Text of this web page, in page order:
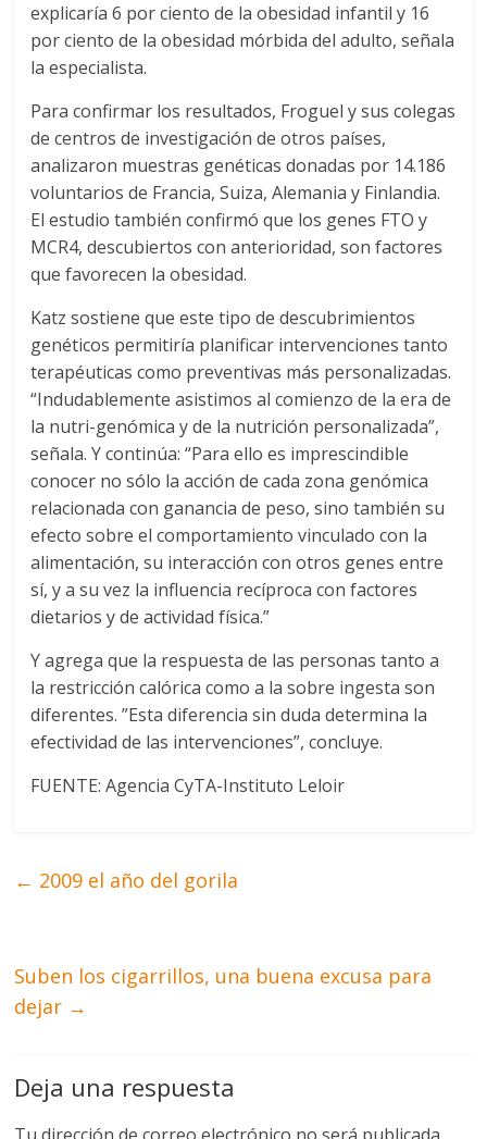
explicaría 6 por ciento de la obesidad infantil y 16
por ciento de la obesidad mórbida del adulto, señala
la especialista.
Para confirmar los resultados, Froguel y sus colegas
de centros de investigación de otros países,
analizaron muestras genéticas donadas por 14.186
voluntarios de Francia, Suiza, Alemania y Finlandia.
El estudio también confirmó que los genes FTO y
MCR4, descubiertos con anterioridad, son factores
que favorecen la obesidad.
Katz sostiene que este tipo de descubrimientos
genéticos permitiría planificar intervenciones tanto
terapéuticas como preventivas más personalizadas.
“Indudablemente asistimos al comienzo de la era de
la nutri-genómica y de la nutrición personalizada”,
señala. Y continúa: “Para ello es imprescindible
conocer no sólo la acción de cada zona genómica
relacionada con ganancia de peso, sino también su
efecto sobre el comportamiento vinculado con la
alimentación, su interacción con otros genes entre
sí, y a su vez la influencia recíproca con factores
dietarios y de actividad física.”
Y agrega que la respuesta de las personas tanto a
la restricción calórica como a la sobre ingesta son
diferentes. ”Esta diferencia sin duda determina la
efectividad de las intervenciones”, concluye.
FUENTE: Agencia CyTA-Instituto Leloir
← 2009 el año del gorila
Suben los cigarrillos, una buena excusa para
dejar →
Deja una respuesta